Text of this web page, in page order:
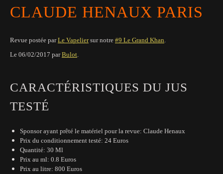
CLAUDE HENAUX PARIS
Revue postée parLe Vapeliersur notre #9 Le Grand Khan.
Le 06/02/2017 parBulot.
CARACTÉRISTIQUES DU JUS
TESTÉ
Sponsor ayant prêté le matériel pour la revue: Claude Henaux
Prix du conditionnement testé: 24 Euros
Quantité: 30 Ml
Prix au ml: 0.8 Euros
Prix au litre: 800 Euros